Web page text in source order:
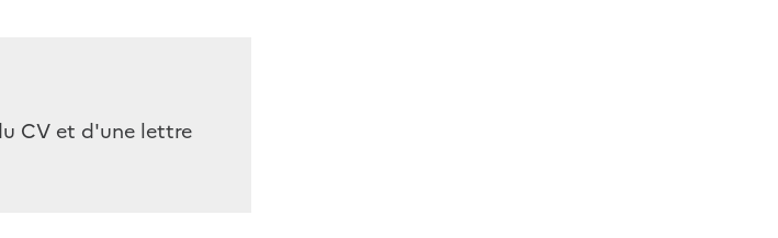
CV et d'une lettre